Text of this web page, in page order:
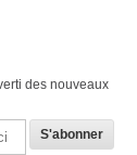
des nouveaux